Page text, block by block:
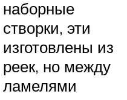
наборные
створки, эти
изготовлены из
реек, но между
ламелями